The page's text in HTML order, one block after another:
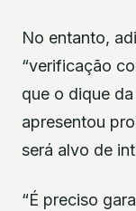
No entanto,
“verificação
que o dique
apresentou
será alvo de
“É preciso